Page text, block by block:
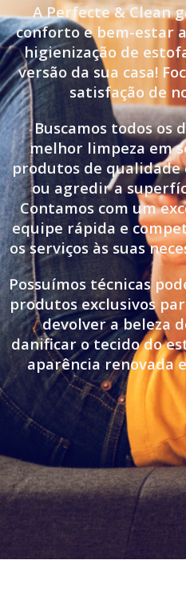
A Perfecte & Clean
conforto e bem-estar
higienização de
versão da sua casa!
satisfação de
Buscamos todos os
melhor limpeza em
produtos de
ou agredir a
Contamos com um
equipe rápida e
os serviços às suas
Possuímos técnicas
produtos exclusivos
devolver a beleza
danificar o tecido do
aparência renovada